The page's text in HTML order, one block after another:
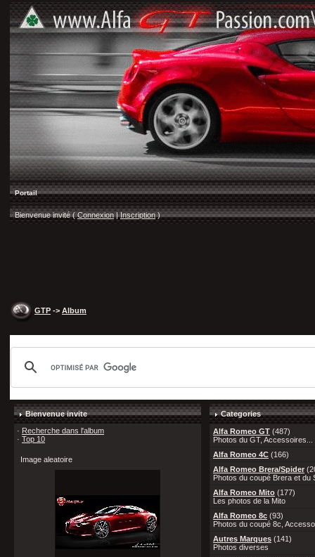
Portail
Bienvenue invité ( Connexion |Inscription)
GTP -> Album
Bienvenue invite
· Recherche dans l'album
· Top 10
Image aleatoire
Categories
Alfa Romeo GT (487)
Photos du GT, Accessoires...
Alfa Romeo 4C (166)
Alfa Romeo Brera/Spider
Photos du coupé Brera et du
Alfa Romeo Mito (177)
Les photos de la Mito
Alfa Romeo 8c (93)
Photos du coupé 8c,
Autres Marques (141)
Photos diverses